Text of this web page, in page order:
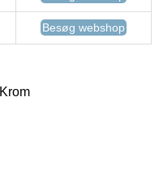
Besøg webshop